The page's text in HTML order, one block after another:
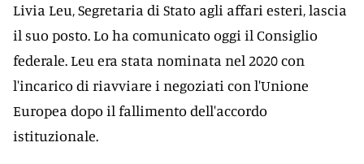
Livia Leu, Segretaria di Stato agli affari esteri, lascia
il suo posto. Lo ha comunicato oggi il Consiglio
federale. Leu era stata nominata nel 2020 con
l'incarico di riavviare i negoziati con l'Unione
Europea dopo il fallimento dell'accordo
istituzionale.